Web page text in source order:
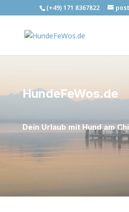
(+49) 171 8367822
HundeFeWos.de
Dein Urlaub mit Hund am